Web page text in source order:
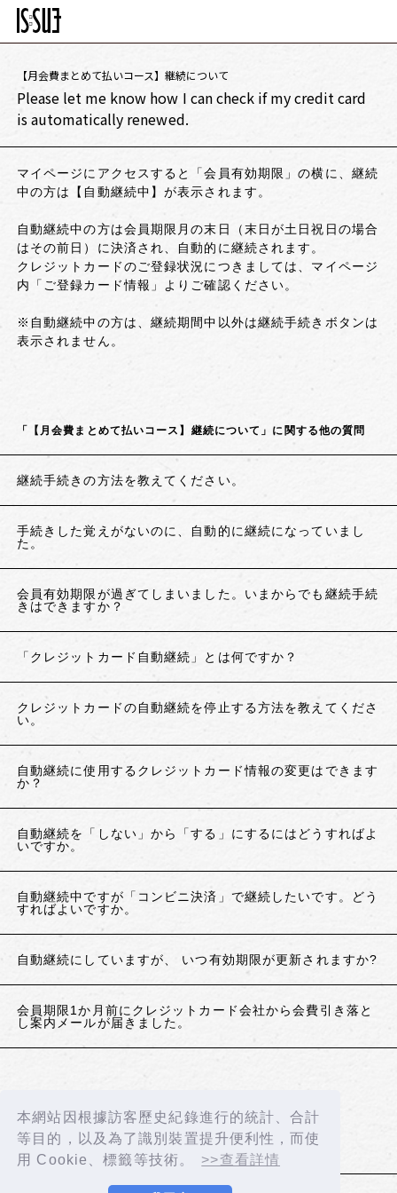
本網站因根據訪客歷史紀錄進行的統計、合計
等目的，以及為了識別裝置提升便利性，而使
用 Cookie、標籤等技術。
>>查看詳情
【月会費まとめて払いコース】継続について
Please let me know how I can check if my credit card
is automatically renewed.
マイページにアクセスすると「会員有効期限」の横に、継続
中の方は【自動継続中】が表示されます。
自動継続中の方は会員期限月の末日（末日が土日祝日の場合
はその前日）に決済され、自動的に継続されます。
クレジットカードのご登録状況につきましては、マイページ
内「ご登録カード情報」よりご確認ください。
※自動継続中の方は、継続期間中以外は継続手続きボタンは
表示されません。
「【月会費まとめて払いコース】継続について」に関する他の質問
継続手続きの方法を教えてください。
手続きした覚えがないのに、自動的に継続になっていまし
た。
会員有効期限が過ぎてしまいました。いまからでも継続手続
きはできますか？
「クレジットカード自動継続」とは何ですか？
クレジットカードの自動継続を停止する方法を教えてくださ
い。
自動継続に使用するクレジットカード情報の変更はできます
か？
自動継続を「しない」から「する」にするにはどうすればよ
いですか。
自動継続中ですが「コンビニ決済」で継続したいです。どう
すればよいですか。
自動継続にしていますが、 いつ有効期限が更新されますか?
会員期限1か月前にクレジットカード会社から会費引き落と
し案内メールが届きました。
contact us using the details below.
Contact Us